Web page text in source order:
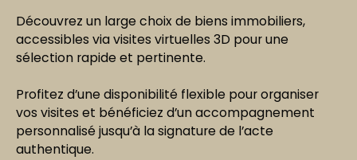
Découvrez un large choix de biens immobiliers,
accessibles viavisites virtuelles 3D pour une
sélection rapide et pertinente.
Profitez d’unedisponibilité flexible pour organiser
vos visites et bénéficiez d’un accompagnement
personnalisé jusqu’à la signature de l’acte
authentique.